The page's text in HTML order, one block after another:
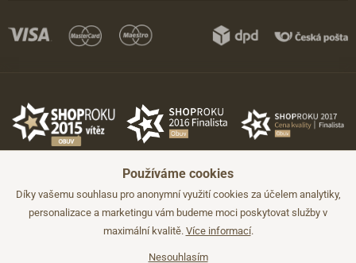
©2026 JADI.cz. Užití materiálů bez souhlasu není možné.
Používáme cookies
Díky vašemu souhlasu pro anonymní využití cookies za účelem analytiky,
personalizace a marketingu vám budeme moci poskytovat služby v
maximální kvalitě. Více informací.
Nesouhlasím